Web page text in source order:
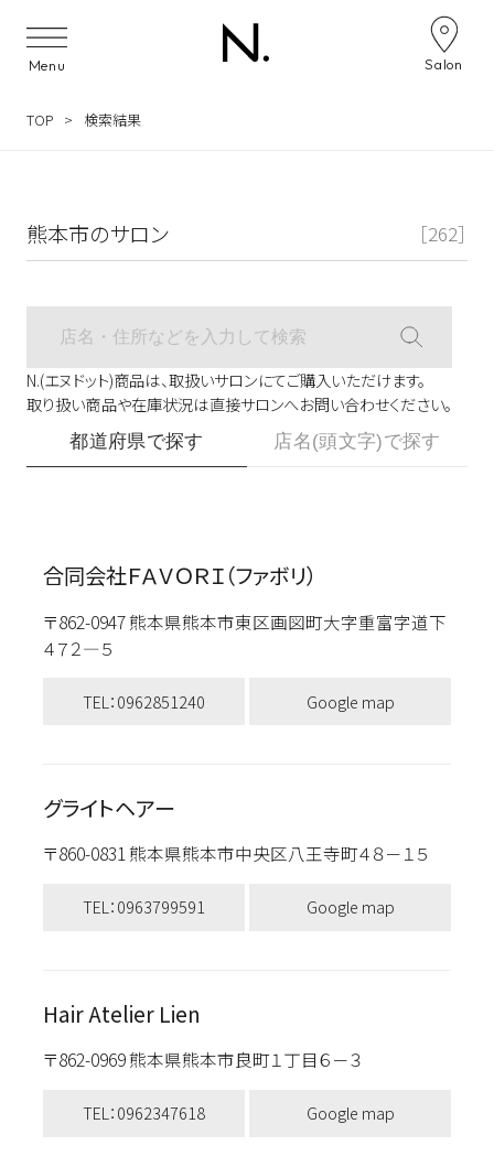
Menu Salon
TOP 検索結果
熊本市のサロン ［262］
N.(エヌドット)商品は、取扱いサロンにてご購入いただけます。
取り扱い商品や在庫状況は直接サロンへお問い合わせください。
都道府県で探す 店名(頭文字)で探す
合同会社ＦＡＶＯＲＩ（ファボリ）
〒862-0947 熊本県熊本市東区画図町大字重富字道下
４７２―５
TEL：0962851240 Google map
グライトヘアー
〒860-0831 熊本県熊本市中央区八王寺町４８－１５
TEL：0963799591 Google map
Hair Atelier Lien
〒862-0969 熊本県熊本市良町１丁目６－３
TEL：0962347618 Google map
サロン検索ナビゲーション